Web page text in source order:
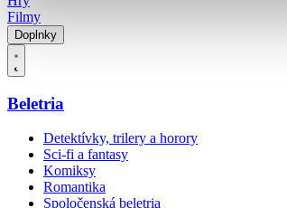
Filmy
Doplnky
Beletria
Detektívky, trilery a horory
Sci-fi a fantasy
Komiksy
Romantika
Spoločenská beletria